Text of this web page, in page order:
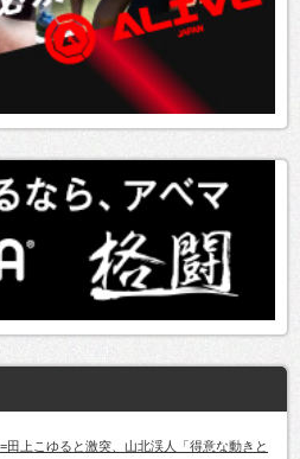
田上こゆると激突、山北渓人「得意な動きと